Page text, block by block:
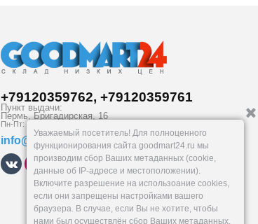
+79120359762, +79120359761
Пункт выдачи:
Пермь,Бригадирская, 16
Пн-Пт: 9-18:30, Сб: 10-16, Вс: вых.
info@goodmart24.ru
Уважаемый посетитель! Для полноценного
функционирования сайта goodmart24.ru мы
производим сбор Ваших метаданных (cookie,
данные об IP-адресе и местоположении).
Включите разрешение на использоание cookies,
если они запрещены настройками вашего
браузера. В случае, если Вы не хотите, чтобы
нами был осуществлён сбор Ваших метаданных,